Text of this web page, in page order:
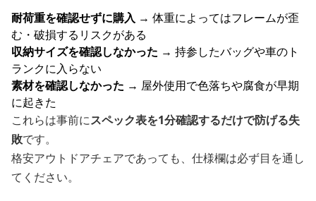
耐荷重を確認せずに購入 → 体重によってはフレームが歪
む・破損するリスクがある
収納サイズを確認しなかった → 持参したバッグや車のト
ランクに入らない
素材を確認しなかった → 屋外使用で色落ちや腐食が早期
に起きた
これらは事前にスペック表を1分確認するだけで防げる失
敗です。
格安アウトドアチェアであっても、仕様欄は必ず目を通し
てください。